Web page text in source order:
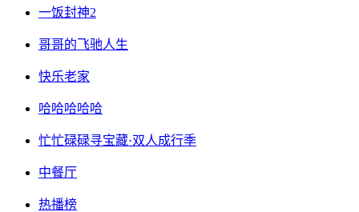
一饭封神2
哥哥的飞驰人生
快乐老家
哈哈哈哈哈
忙忙碌碌寻宝藏·双人成行季
中餐厅
热播榜